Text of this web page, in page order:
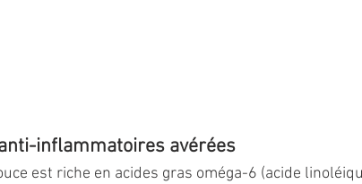
inflammatoires avérées
est riche en acides gras oméga-6 (acide